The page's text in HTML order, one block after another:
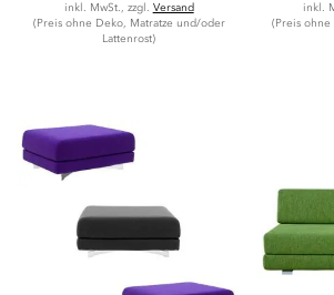
inkl. MwSt., zzgl. Versand
(Preis ohne Deko, Matratze und/oder
Lattenrost)
inkl.
(Preis